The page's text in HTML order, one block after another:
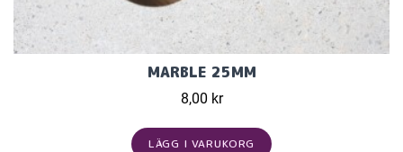
MARBLE 25MM
8,00 kr
LÄGG I VARUKORG